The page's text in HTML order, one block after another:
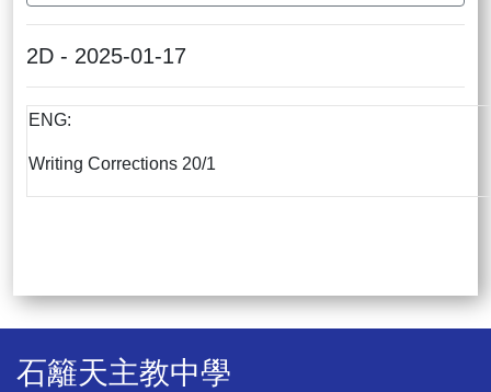
2D - 2025-01-17
ENG:
Writing Corrections 20/1
石籬天主教中學